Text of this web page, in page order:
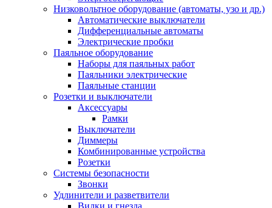
Низковольтное оборудование (автоматы, узо и др.)
Автоматические выключатели
Дифференциальные автоматы
Электрические пробки
Паяльное оборудование
Наборы для паяльных работ
Паяльники электрические
Паяльные станции
Розетки и выключатели
Аксессуары
Рамки
Выключатели
Диммеры
Комбинированные устройства
Розетки
Системы безопасности
Звонки
Удлинители и разветвители
Вилки и гнезда